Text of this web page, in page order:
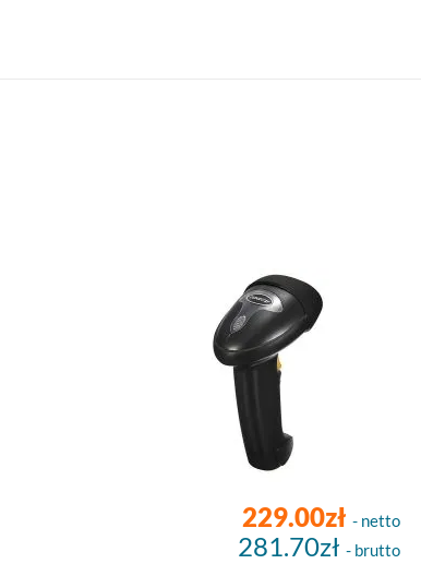
229.00zł - netto
281.70zł - brutto